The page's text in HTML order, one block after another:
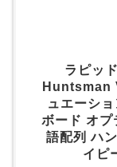
ラピッ
Huntsman
ュエーシ
ボード オ
語配列 ハ
イピ